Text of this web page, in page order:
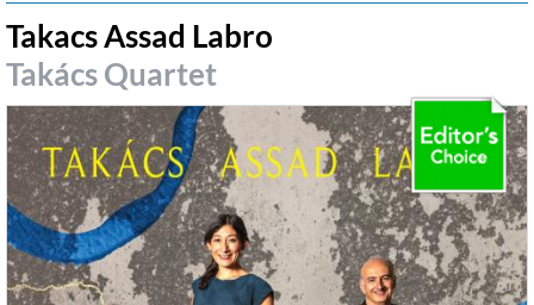
Takacs Assad Labro
Takács Quartet